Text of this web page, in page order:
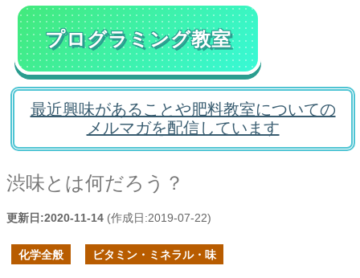
プログラミング教室
最近興味があることや肥料教室についての
メルマガを配信しています
渋味とは何だろう？
更新日:2020-11-14 (作成日:2019-07-22)
化学全般 ビタミン・ミネラル・味